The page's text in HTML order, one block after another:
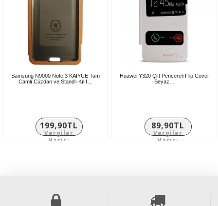
Samsung N9000 Note 3 KAIYUE Tam
Camlı Cüzdan ve Standlı Kılıf…
199,90TL
Vergiler
Hariç:
Huawei Y320 Çift Pencereli Flip Cover
Beyaz…
89,90TL
Vergiler
Hariç: